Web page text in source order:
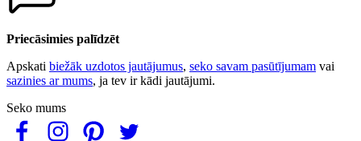
Priecāsimies palīdzēt
Apskati biežāk uzdotos jautājumus, seko savam pasūtījumam vai
sazinies ar mums, ja tev ir kādi jautājumi.
Seko mums